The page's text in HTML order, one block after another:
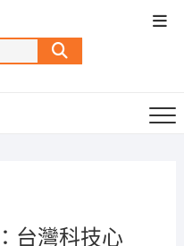
Search
…
台灣科技心